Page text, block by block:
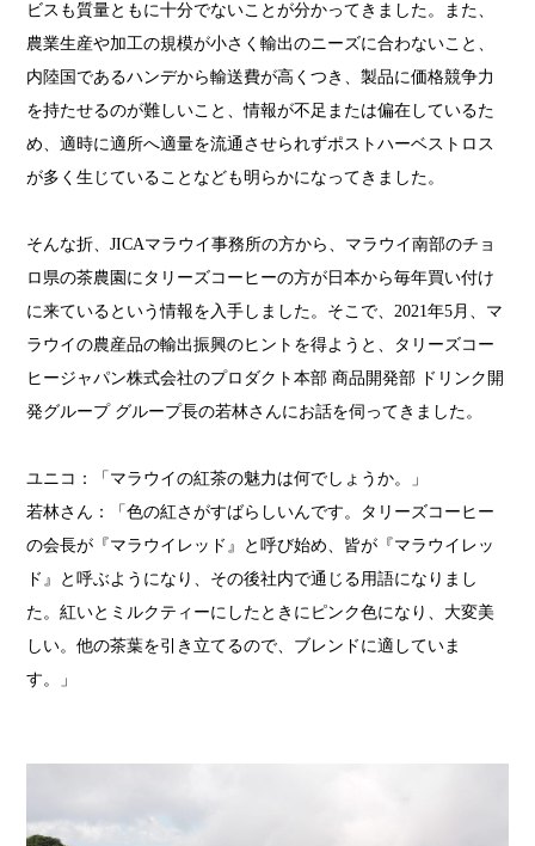
ビスも質量ともに十分でないことが分かってきました。また、
農業生産や加工の規模が小さく輸出のニーズに合わないこと、
内陸国であるハンデから輸送費が高くつき、製品に価格競争力
を持たせるのが難しいこと、情報が不足または偏在しているた
め、適時に適所へ適量を流通させられずポストハーベストロス
が多く生じていることなども明らかになってきました。
そんな折、JICAマラウイ事務所の方から、マラウイ南部のチョ
ロ県の茶農園にタリーズコーヒーの方が日本から毎年買い付け
に来ているという情報を入手しました。そこで、2021年5月、マ
ラウイの農産品の輸出振興のヒントを得ようと、タリーズコー
ヒージャパン株式会社のプロダクト本部 商品開発部 ドリンク開
発グループ グループ長の若林さんにお話を伺ってきました。
ユニコ：「マラウイの紅茶の魅力は何でしょうか。」
若林さん：「色の紅さがすばらしいんです。タリーズコーヒー
の会長が『マラウイレッド』と呼び始め、皆が『マラウイレッ
ド』と呼ぶようになり、その後社内で通じる用語になりまし
た。紅いとミルクティーにしたときにピンク色になり、大変美
しい。他の茶葉を引き立てるので、ブレンドに適していま
す。」